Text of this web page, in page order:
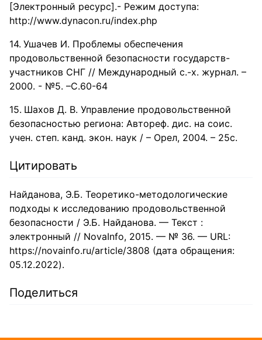
[Электронный ресурс].- Режим доступа:
http://www.dynacon.ru/index.php
Ушачев И. Проблемы обеспечения
продовольственной безопасности государств-
участников СНГ // Международный с.-х. журнал. –
2000. - №5. –С.60-64
Шахов Д. В. Управление продовольственной
безопасностью региона: Автореф. дис. на соис.
учен. степ. канд. экон. наук / – Орел, 2004. – 25c.
Цитировать
Найданова, Э.Б. Теоретико-методологические
подходы к исследованию продовольственной
безопасности / Э.Б. Найданова. — Текст :
электронный // NovaInfo, 2015. — № 36. — URL:
https://novainfo.ru/article/3808 (дата обращения:
05.12.2022).
Поделиться